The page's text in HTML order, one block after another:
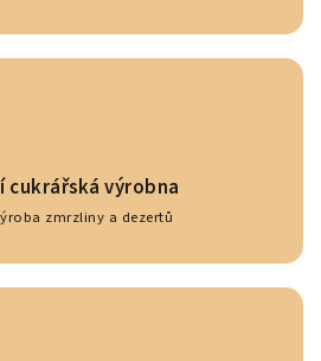
cukrářská výrobna
zmrzliny a dezertů